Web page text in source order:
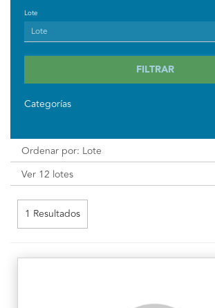
Lote
FILTRAR
Categorías
1 Resultados